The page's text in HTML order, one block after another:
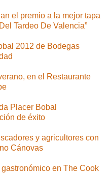
el premio a la mejor tapa
Tardeo De Valencia”
2012 de Bodegas
en el Restaurante
Placer Bobal
de éxito
y agricultores con
Cánovas
en The Cook